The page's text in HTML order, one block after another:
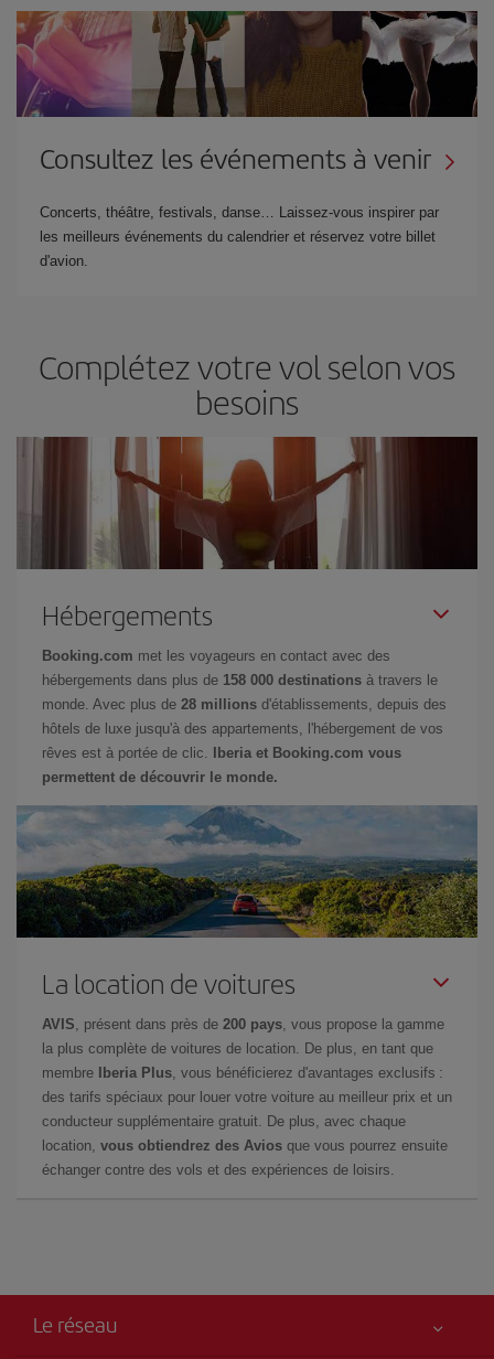
Consultez les événements à venir
Concerts, théâtre, festivals, danse… Laissez-vous inspirer par
les meilleurs événements du calendrier et réservez votre billet
d'avion.
Complétez votre vol selon vos
besoins
Hébergements
Booking.com met les voyageurs en contact avec des
hébergements dans plus de 158 000 destinations à travers le
monde. Avec plus de 28 millions d'établissements, depuis des
hôtels de luxe jusqu'à des appartements, l'hébergement de vos
rêves est à portée de clic.
Iberia et Booking.com vous
permettent de découvrir le monde.
La location de voitures
AVIS , présent dans près de 200 pays , vous propose la gamme
la plus complète de voitures de location. De plus, en tant que
membre
Iberia Plus , vous bénéficierez d'avantages exclusifs :
des tarifs spéciaux pour louer votre voiture au meilleur prix et un
conducteur supplémentaire gratuit. De plus, avec chaque
location, vous obtiendrez des Avios que vous pourrez ensuite
échanger contre des vols et des expériences de loisirs.
Le réseau